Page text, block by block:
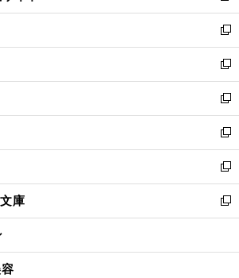
ウ
で
開
く
ン
ド
ウ
で
開
く
ウ
ィ
ン
ド
ウ
で
開
く
し
い
ウ
ィ
ン
ド
ウ
で
開
く
新
し
い
ウ
ィ
ン
ド
ウ
で
開
く
新
し
い
ウ
ィ
ン
ド
ウ
で
開
新
し
い
ウ
ィ
ン
ド
ウ
開
新
し
い
ウ
ィ
ン
ウ
新
し
い
ウ
ン
庫
新
し
ウ